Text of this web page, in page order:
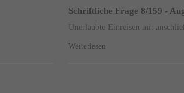
Schriftliche Frage 8/159 -
Unerlaubte Einreisen mit
Weiterlesen